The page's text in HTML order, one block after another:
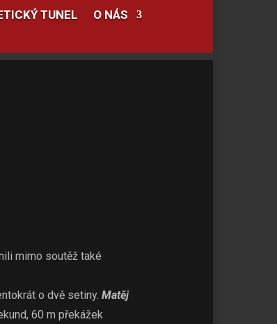
TUNEL
O NÁS
mimo soutěž také
o dvě setiny.Matěj
60 m překážek